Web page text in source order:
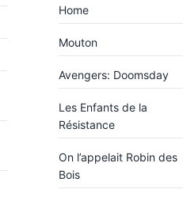
Home
Mouton
Avengers: Doomsday
Les Enfants de la
Résistance
On l’appelait Robin des
Bois